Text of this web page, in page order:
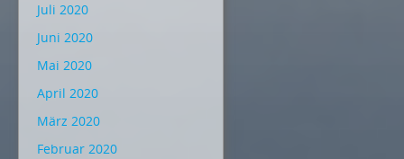
Juli 2020
Juni 2020
Mai 2020
April 2020
März 2020
Februar 2020